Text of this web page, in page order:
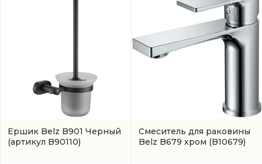
Ершик Belz B901 Черный
(артикул B90110)
Смеситель для раковины
Belz B679 хром (B10679)